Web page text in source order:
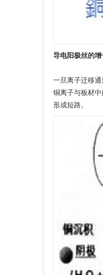
导电阳极丝的
一旦离子迁移
铜离子与板材
形成短路。